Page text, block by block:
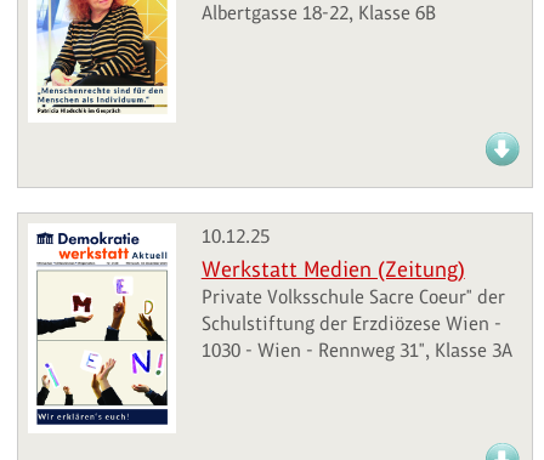
Albertgasse 18-22, Klasse 6B
10.12.25
Werkstatt Medien (Zeitung)
Private Volksschule Sacre Coeur" der
Schulstiftung der Erzdiözese Wien -
1030 - Wien - Rennweg 31", Klasse 3A